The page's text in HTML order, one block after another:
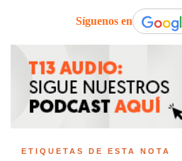
Síguenos en
ETIQUETAS DE ESTA NOTA